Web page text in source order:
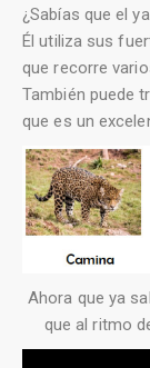
¿Sabías que el
Él utiliza sus
que recorre
También puede
que es un
Ahora que ya
que al ritmo